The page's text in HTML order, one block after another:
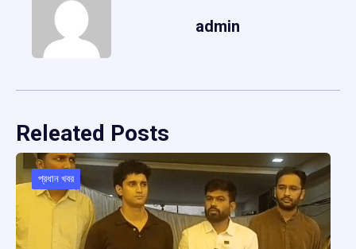
admin
Releated Posts
প্রধান খবর